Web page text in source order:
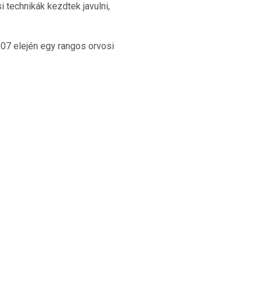
technikák kezdtek javulni,
elején egy rangos orvosi